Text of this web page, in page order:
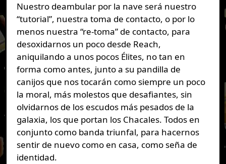
Nuestro deambular por la nave será nuestro
“tutorial”, nuestra toma de contacto, o por lo
menos nuestra “re-toma” de contacto, para
desoxidarnos un poco desde Reach,
aniquilando a unos pocos Élites, no tan en
forma como antes, junto a su pandilla de
canijos que nos tocarán como siempre un poco
la moral, más molestos que desafiantes, sin
olvidarnos de los escudos más pesados de la
galaxia, los que portan los Chacales. Todos en
conjunto como banda triunfal, para hacernos
sentir de nuevo como en casa, como seña de
identidad.